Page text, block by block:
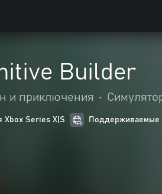
Builder
и приключения •
Xbox Series X|S Поддерживаемые